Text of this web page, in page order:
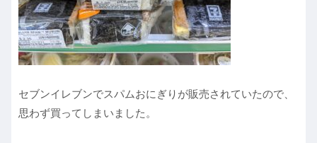
セブンイレブンでスパムおにぎりが販売されていたので、
思わず買ってしまいました。